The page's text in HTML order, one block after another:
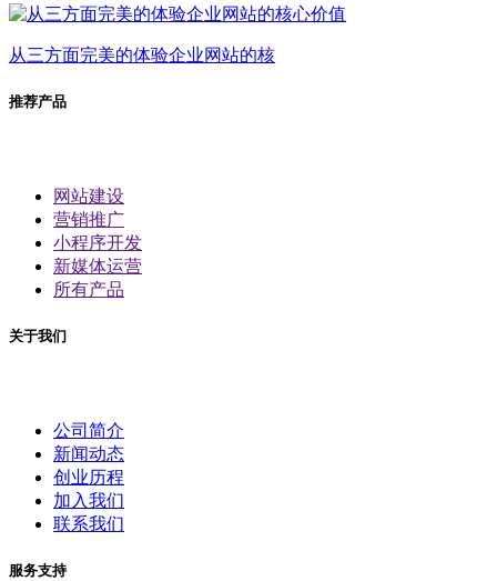
从三方面完美的体验企业网站的核
推荐产品
网站建设
营销推广
小程序开发
新媒体运营
所有产品
关于我们
公司简介
新闻动态
创业历程
加入我们
联系我们
服务支持